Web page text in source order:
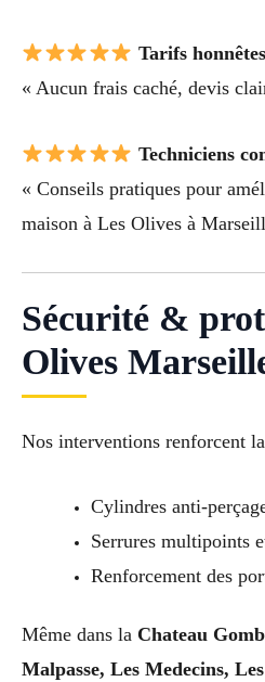
Tarifs honnêtes
« Aucun frais caché, devis
Techniciens
« Conseils pratiques pour
maison à Les Olives à
Sécurité &
Olives
Nos interventions renforcent
Cylindres anti-
Serrures multipoints
Renforcement des
Même dans la Chateau
Malpasse, Les Medecins,